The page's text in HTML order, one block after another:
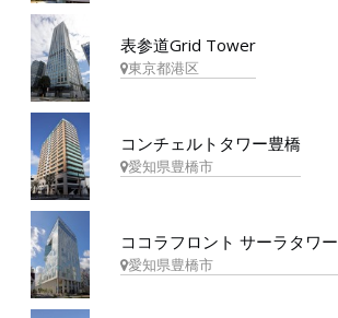
表参道Grid Tower
東京都港区
コンチェルトタワー豊橋
愛知県豊橋市
ココラフロント サーラタワー
愛知県豊橋市